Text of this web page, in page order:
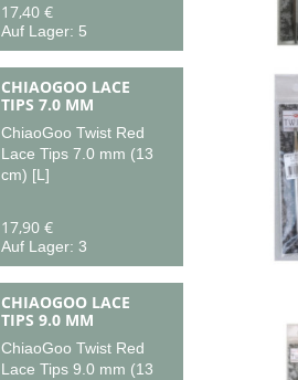
17,40 €
Auf Lager: 5
CHIAOGOO LACE
TIPS 7.0 MM
ChiaoGoo Twist Red
Lace Tips 7.0 mm (13
cm) [L]
17,90 €
Auf Lager: 3
CHIAOGOO LACE
TIPS 9.0 MM
ChiaoGoo Twist Red
Lace Tips 9.0 mm (13